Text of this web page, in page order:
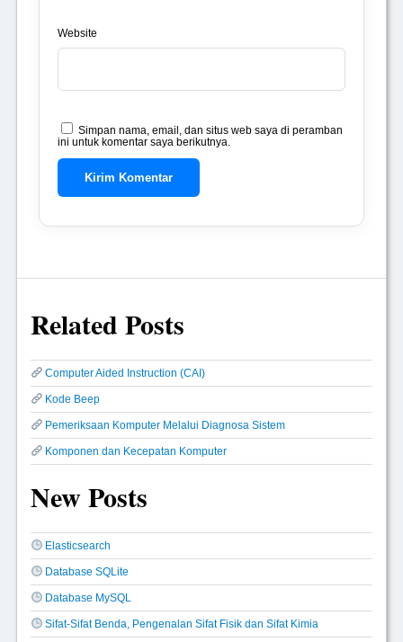
Website
Simpan nama, email, dan situs web saya di peramban
ini untuk komentar saya berikutnya.
Related Posts
Computer Aided Instruction (CAI)
Kode Beep
Pemeriksaan Komputer Melalui Diagnosa Sistem
Komponen dan Kecepatan Komputer
New Posts
Elasticsearch
Database SQLite
Database MySQL
Sifat-Sifat Benda, Pengenalan Sifat Fisik dan Sifat Kimia